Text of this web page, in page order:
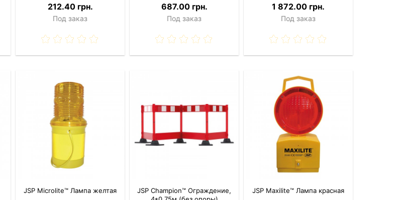
212.40 грн.
Под заказ
687.00 грн.
Под заказ
1 872.00 грн.
Под заказ
JSP Microlite™ Лампа желтая
JSP Champion™ Ограждение,
JSP Maxilite™ Лампа красная